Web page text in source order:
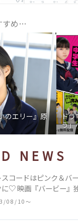
すめ…
エリー』原
ドラマ
う」小
NEWS
スコードはピンク＆バ
に♡ 映画『バービー』
届け！
08/10〜